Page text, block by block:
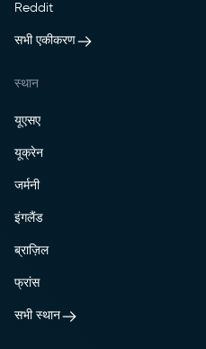
Reddit
सभी एकीकरण
स्थान
यूएसए
यूक्रेन
जर्मनी
इंगलैंड
ब्राज़िल
फ्रांस
सभी स्थान